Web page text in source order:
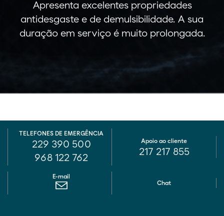
Apresenta excelentes propriedades
antidesgaste e de demulsibilidade. A sua
duração em serviço é muito prolongada.
TELEFONES DE EMERGÊNCIA
229 390 500
968 122 762
E-mail
Chat
Apoio ao cliente
217 217 855